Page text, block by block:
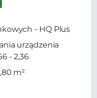
- HQ Plus
urządzenia
- 2,36
m²